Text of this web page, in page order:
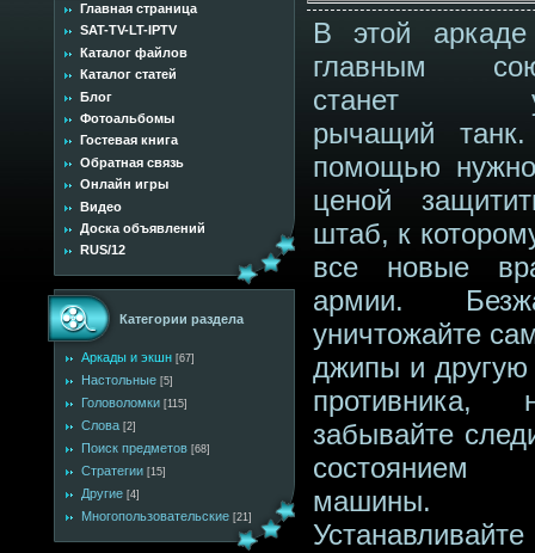
Главная страница
SAT-TV-LT-IPTV
Каталог файлов
Каталог статей
Блог
Фотоальбомы
Гостевая книга
Обратная связь
Онлайн игры
Видео
Доска объявлений
RUS/12
Категории раздела
Аркады и экшн [67]
Настольные [5]
Головоломки [115]
Слова [2]
Поиск предметов [68]
Стратегии [15]
Другие [4]
Многопользовательские [21]
В этой
главным
станет
рычащий
помощью
ценой
штаб, к
все новые
армии.
уничтожайте
джипы и другую
забывайте
состоянием
машины.
Устанавливайте